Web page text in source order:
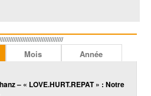
Mois Année
– « LOVE.HURT.REPAT » : Notre